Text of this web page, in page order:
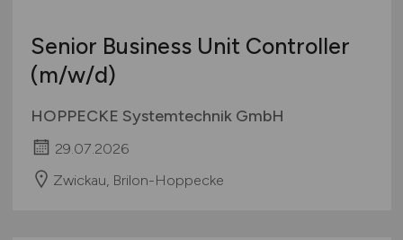
Senior Business Unit Controller
(m/w/d)
HOPPECKE Systemtechnik GmbH
29.07.2026
Zwickau, Brilon-Hoppecke